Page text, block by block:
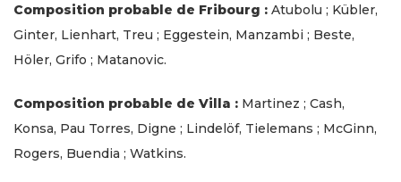
Composition probable de Fribourg : Atubolu ; Kübler,
Ginter, Lienhart, Treu ; Eggestein, Manzambi ; Beste,
Höler, Grifo ; Matanovic.
Composition probable de Villa : Martinez ; Cash,
Konsa, Pau Torres, Digne ; Lindelöf, Tielemans ; McGinn,
Rogers, Buendia ; Watkins.